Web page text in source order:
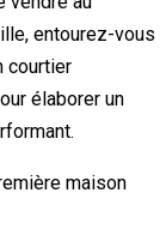
entourez-vous
courtier
élaborer un
maison